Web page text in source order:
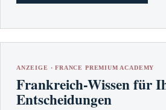
ANZEIGE · FRANCE PREMIUM ACADEMY
Frankreich-Wissen für
Entscheidungen